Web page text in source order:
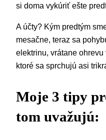
si doma vykúriť ešte
A účty? Kým predtým
mesačne, teraz sa
elektrinu, vrátane ohrevu
ktoré sa sprchujú asi
Moje 3 tipy
tom uvažujú: